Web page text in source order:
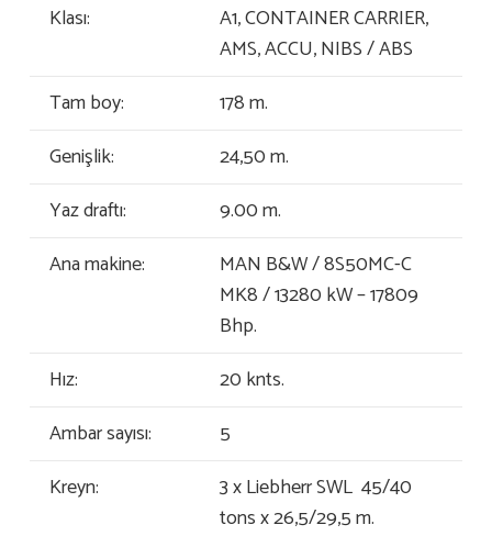
Klası:
A1, CONTAINER CARRIER,
AMS, ACCU, NIBS / ABS
Tam boy:
178 m.
Genişlik:
24,50 m.
Yaz draftı:
9.00 m.
Ana makine:
MAN B&W / 8S50MC-C
MK8 / 13280 kW – 17809
Bhp.
Hız:
20 knts.
Ambar sayısı:
5
Kreyn:
3 x Liebherr SWL 45/40
tons x 26,5/29,5 m.